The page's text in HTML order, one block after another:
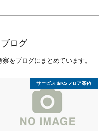
ログ
をブログにまとめています。
サービス＆KSフロア案内